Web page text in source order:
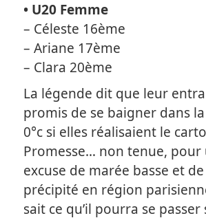
• U20 Femme
– Céleste 16ème
– Ariane 17ème
– Clara 20ème
La légende dit que leur
promis de se baigner dans
0°c si elles réalisaient le
Promesse… non tenue, pour
excuse de marée basse et
précipité en région
sait ce qu’il pourra se passer